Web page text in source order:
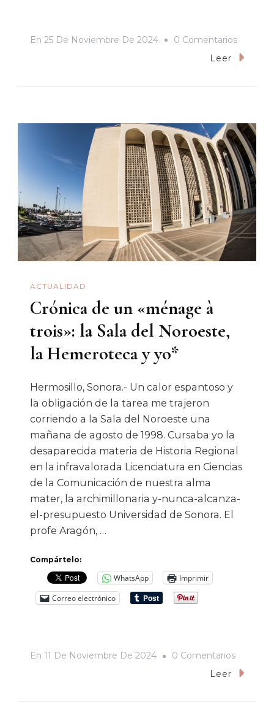
En 25 De Noviembre De 2024 0 ComentariosEn
Visitas
El
Coloquio
Sobre
Álvaro
A
Cien
Leer
ACTUALIDAD
Crónica de un «ménage à
trois»: la Sala del Noroeste,
la Hemeroteca y yo*
Hermosillo, Sonora.- Un calor espantoso y
la obligación de la tarea me trajeron
corriendo a la Sala del Noroeste una
mañana de agosto de 1998. Cursaba yo la
desaparecida materia de Historia Regional
en la infravalorada Licenciatura en Ciencias
de la Comunicación de nuestra alma
mater, la archimillonaria y-nunca-alcanza-
el-presupuesto Universidad de Sonora. El
profe Aragón, …
Compártelo:
WhatsApp
Imprimir
Correo electrónico
En 11 De Noviembre De 2024 0 ComentariosEn
Crónica
Leer